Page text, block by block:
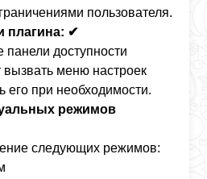
пользователя.
плагина: ✔
панели доступности
вызвать меню настроек
его при необходимости.
режимов
следующих режимов: